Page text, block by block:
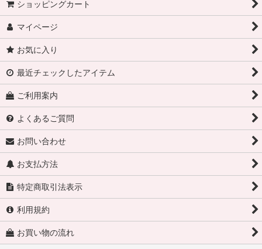
ショッピングカート
マイページ
お気に入り
最近チェックしたアイテム
ご利用案内
よくあるご質問
お問い合わせ
お支払方法
特定商取引法表示
利用規約
お買い物の流れ